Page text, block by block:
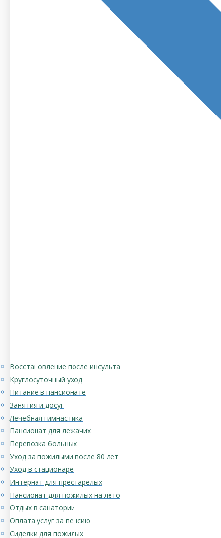
Восстановление после инсульта
Круглосуточный уход
Питание в пансионате
Занятия и досуг
Лечебная гимнастика
Пансионат для лежачих
Перевозка больных
Уход за пожилыми после 80 лет
Уход в стационаре
Интернат для престарелых
Пансионат для пожилых на лето
Отдых в санатории
Оплата услуг за пенсию
Сиделки для пожилых